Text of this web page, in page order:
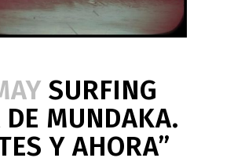
SURFING
DE MUNDAKA.
Y AHORA”